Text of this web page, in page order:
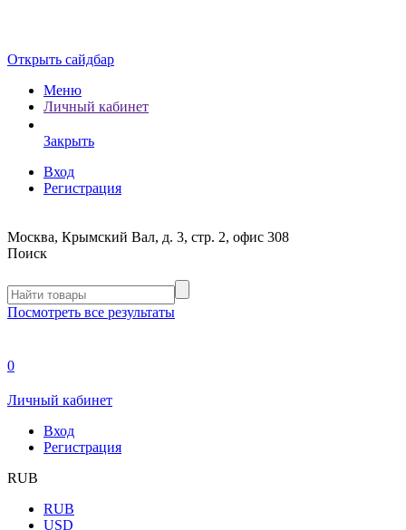
Открыть сайдбар
Меню
Личный кабинет
Закрыть
Вход
Регистрация
Москва, Крымский Вал, д. 3, стр. 2, офис 308
Поиск
Посмотреть все результаты
0
Личный кабинет
Вход
Регистрация
RUB
RUB
USD